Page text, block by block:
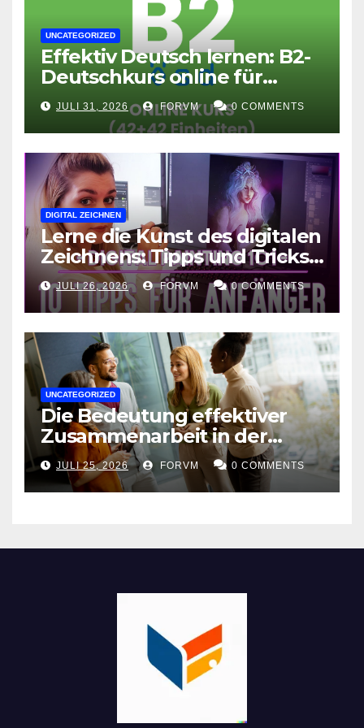
UNCATEGORIZED
Effektiv Deutsch lernen: B2-
Deutschkurs online für
Fortgeschrittene
JULI 31, 2026 FORVM 0 COMMENTS
DIGITAL ZEICHNEN
Lerne die Kunst des digitalen
Zeichnens: Tipps und Tricks
für kreative Ausdruckskunst
JULI 26, 2026 FORVM 0 COMMENTS
UNCATEGORIZED
Die Bedeutung effektiver
Zusammenarbeit in der
Arbeitswelt
JULI 25, 2026 FORVM 0 COMMENTS